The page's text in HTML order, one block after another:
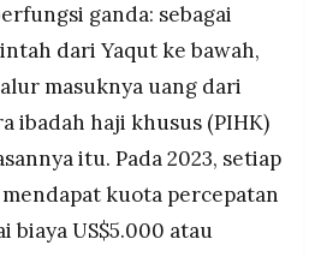
ganda: sebagai
dari Yaqut ke bawah,
masuknya uang dari
ibadah haji khusus (PIHK)
itu. Pada 2023, setiap
kuota percepatan
biaya US$5.000 atau